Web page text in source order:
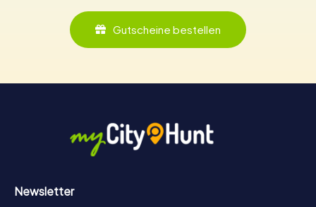
Gutscheine bestellen
Newsletter